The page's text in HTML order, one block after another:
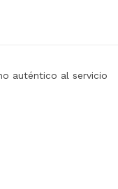
auténtico al servicio